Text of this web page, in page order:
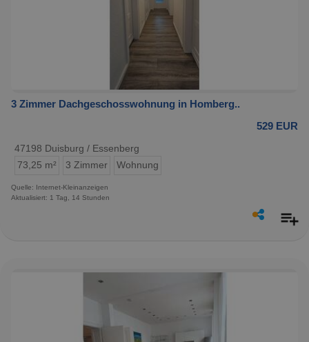
3 Zimmer Dachgeschosswohnung in Homberg..
529 EUR
47198 Duisburg / Essenberg
73,25 m²
3 Zimmer Wohnung
Quelle: Internet-Kleinanzeigen
Aktualisiert: 1 Tag, 14 Stunden